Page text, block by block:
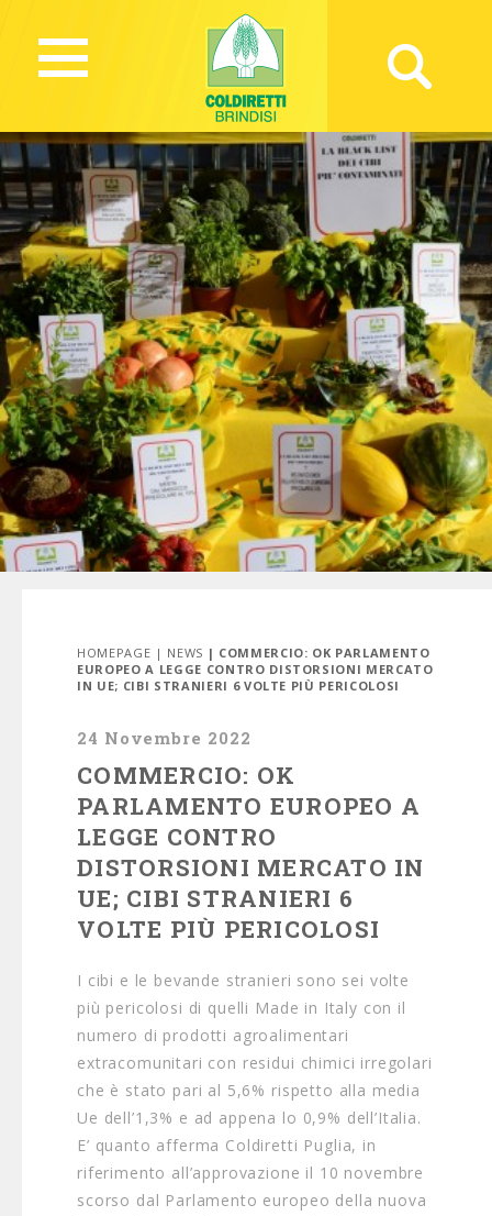
HOMEPAGE | NEWS | COMMERCIO: OK PARLAMENTO
EUROPEO A LEGGE CONTRO DISTORSIONI MERCATO
IN UE; CIBI STRANIERI 6 VOLTE PIÙ PERICOLOSI
24 Novembre 2022
COMMERCIO: OK
PARLAMENTO EUROPEO A
LEGGE CONTRO
DISTORSIONI MERCATO IN
UE; CIBI STRANIERI 6
VOLTE PIÙ PERICOLOSI
I cibi e le bevande stranieri sono sei volte
più pericolosi di quelli Made in Italy con il
numero di prodotti agroalimentari
extracomunitari con residui chimici irregolari
che è stato pari al 5,6% rispetto alla media
Ue dell’1,3% e ad appena lo 0,9% dell’Italia.
E’ quanto afferma Coldiretti Puglia, in
riferimento all’approvazione il 10 novembre
scorso dal Parlamento europeo della nuova